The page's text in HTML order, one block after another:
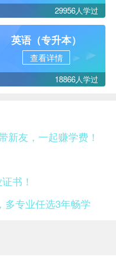
29956人学过
英语（专升本）
查看详情
18866人学过
新友，一起赚学费！
书！
多专业任选3年畅学